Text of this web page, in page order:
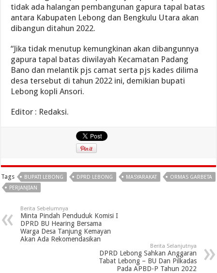
tidak ada halangan pembangunan gapura tapal batas
antara Kabupaten Lebong dan Bengkulu Utara akan
dibangun ditahun 2022.
“Jika tidak menutup kemungkinan akan dibangunnya
gapura tapal batas diwilayah Kecamatan Padang
Bano dan melantik pjs camat serta pjs kades dilima
desa tersebut di tahun 2022 ini, demikian bupati
Lebong kopli Ansori.
Editor : Redaksi.
Tags BUPATI LEBONG DPRD LEBONG MASYARAKAT
ORMAS GARBETA
PERJANJIAN
Berita Sebelumnya
Minta Pindah Penduduk Komisi I
DPRD BU Hearing Bersama
Warga Desa Tanjung Kemayan
Akan Ada Rekomendasikan
Berita Selanjutnya
DPRD Lebong Sahkan Anggaran
Tabat Lebong – BU Dan Pilkadas
Pada APBD-P Tahun 2022